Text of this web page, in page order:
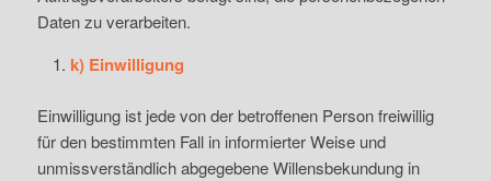
Daten zu verarbeiten.
k) Einwilligung
Einwilligung ist jede von der betroffenen Person freiwillig
für den bestimmten Fall in informierter Weise und
unmissverständlich abgegebene Willensbekundung in